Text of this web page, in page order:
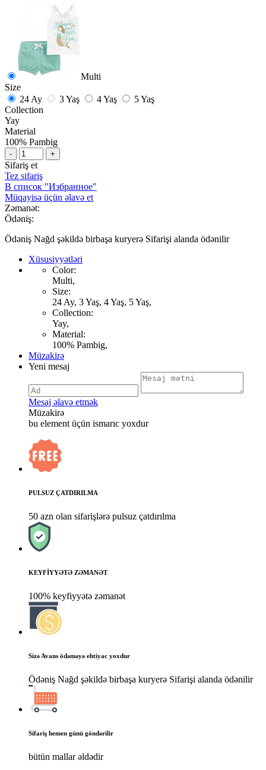
Multi
Size
24 Ay
3 Yaş 4 Yaş
5 Yaş
Collection
Yay
Material
100% Pambig
- +
Sifariş et
Tez sifariş
В список "Избранное"
Müqayisə üçün əlavə et
Zəmanət:
Ödəniş:
Ödəniş Nağd şəkildə birbaşa kuryerə Sifarişi alanda ödənilir
Xüsusiyyətləri
Color:
Multi,
Size:
24 Ay, 3 Yaş, 4 Yaş, 5 Yaş,
Collection:
Yay,
Material:
100% Pambig,
Müzakirə
Yeni mesaj
Mesaj əlavə etmək
Müzakirə
bu element üçün ismarıc yoxdur
PULSUZ ÇATDIRILMA
50 azn olan sifarişlərə pulsuz çatdırılma
KEYFİYYƏTƏ ZƏMANƏT
100% keyfiyyətə zəmanət
Sizə Avans ödəməyə ehtiyac yoxdur
Ödəniş Nağd şəkildə birbaşa kuryerə Sifarişi alanda ödənilir
Sifariş hemen günü göndərilir
bütün mallar əldədir